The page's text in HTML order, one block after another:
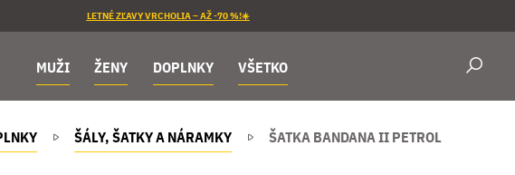
LETNÉ ZĽAVY VRCHOLIA – AŽ -70 %!☀️
MUŽI ŽENY DOPLNKY VŠETKO
ŠÁLY, ŠATKY A NÁRAMKY ŠATKA BANDANA II PETROL